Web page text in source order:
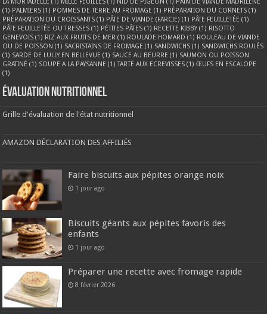
(1) PALMIERS (1) POMMES DE TERRE AU FROMAGE (1) PRÉPARATION DU CORNETS (1)
PRÉPARATION DU CROISSANTS (1) PÂTE DE VIANDE (FARCIE) (1) PÂTE FEUILLETÉE (1)
PÂTE FEUILLETÉE OU TRESSES (1) PÉTITES PÂTES (1) RECETTE KIBBY (1) RISOTTO
GENEVOIS (1) RIZ AUX FRUITS DE MER (1) ROULADE HOMARD (1) ROULEAU DE VIANDE
OU DE POISSON (1) SACRISTAINS DE FROMAGE (1) SANDWICHS (1) SANDWICHS ROULÉS
(1) SARDE DE LULLY EN BELLEVUE (1) SAUCE AU BEURRE (1) SAUMON OU POISSON
GRATINÉ (1) SOUPE A LA PAYSANNE (1) TARTE AUX ECREVISSES (1) ŒUFS EN ESCALOPE
(1)
Évaluation nutritionnel
Grille d'évaluation de l'état nutritionnel
AMAZON DÉCLARATION DES AFFILIÉS
Faire biscuits aux pépites orange noix
1 jour ago
Biscuits géants aux pépites favoris des
enfants
1 jour ago
Préparer une recette avec fromage rapide
8 février 2026